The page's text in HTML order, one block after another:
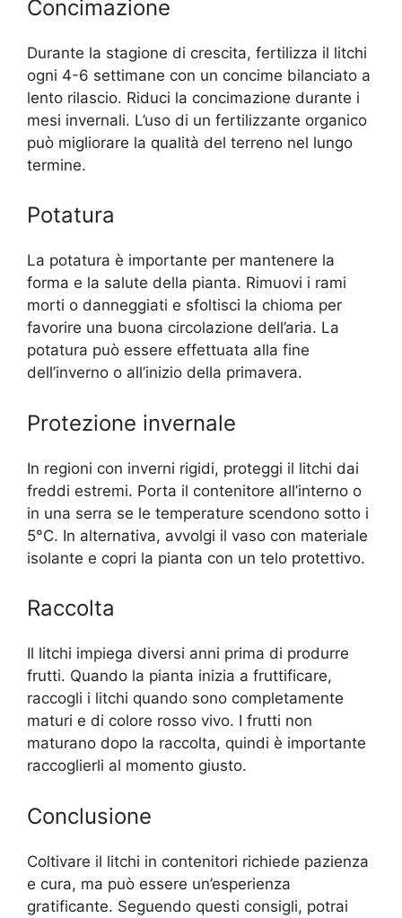
Concimazione
Durante la stagione di crescita, fertilizza il litchi
ogni 4-6 settimane con un concime bilanciato a
lento rilascio. Riduci la concimazione durante i
mesi invernali. L’uso di un fertilizzante organico
può migliorare la qualità del terreno nel lungo
termine.
Potatura
La potatura è importante per mantenere la
forma e la salute della pianta. Rimuovi i rami
morti o danneggiati e sfoltisci la chioma per
favorire una buona circolazione dell’aria. La
potatura può essere effettuata alla fine
dell’inverno o all’inizio della primavera.
Protezione invernale
In regioni con inverni rigidi, proteggi il litchi dai
freddi estremi. Porta il contenitore all’interno o
in una serra se le temperature scendono sotto i
5°C. In alternativa, avvolgi il vaso con materiale
isolante e copri la pianta con un telo protettivo.
Raccolta
Il litchi impiega diversi anni prima di produrre
frutti. Quando la pianta inizia a fruttificare,
raccogli i litchi quando sono completamente
maturi e di colore rosso vivo. I frutti non
maturano dopo la raccolta, quindi è importante
raccoglierli al momento giusto.
Conclusione
Coltivare il litchi in contenitori richiede pazienza
e cura, ma può essere un’esperienza
gratificante. Seguendo questi consigli, potrai